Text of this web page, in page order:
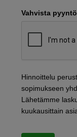
Vahvista
Hinnoittelu
sopimukseen
Lähetämme
kuukausittain